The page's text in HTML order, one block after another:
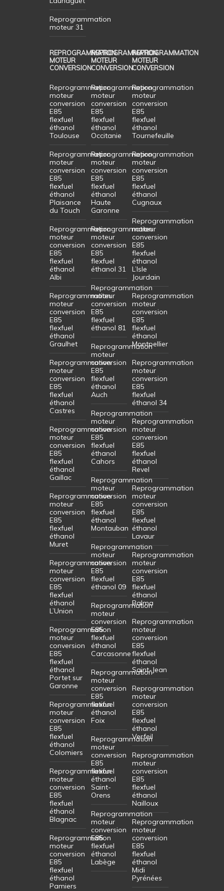
Reprogrammation
moteur 31
REPROGRAMMATION
MOTEUR
CONVERSION
Reprogrammation
moteur
conversion
E85
flexfuel
éthanol
Toulouse
Reprogrammation
moteur
conversion
E85
flexfuel
éthanol
Plaisance
du Touch
Reprogrammation
moteur
conversion
E85
flexfuel
éthanol
Albi
Reprogrammation
moteur
conversion
E85
flexfuel
éthanol
Graulhet
Reprogrammation
moteur
conversion
E85
flexfuel
éthanol
Castres
Reprogrammation
moteur
conversion
E85
flexfuel
éthanol
Gaillac
Reprogrammation
moteur
conversion
E85
flexfuel
éthanol
Muret
Reprogrammation
moteur
conversion
E85
flexfuel
éthanol
L’Union
Reprogrammation
moteur
conversion
E85
flexfuel
éthanol
Portet sur
Garonne
Reprogrammation
moteur
conversion
E85
flexfuel
éthanol
Colomiers
Reprogrammation
moteur
conversion
E85
flexfuel
éthanol
Blagnac
Reprogrammation
moteur
conversion
E85
flexfuel
éthanol
Pamiers
REPROGRAMMATION
MOTEUR
CONVERSION
Reprogrammation
moteur
conversion
E85
flexfuel
éthanol
Occitanie
Reprogrammation
moteur
conversion
E85
flexfuel
éthanol
Haute
Garonne
Reprogrammation
moteur
conversion
E85
flexfuel
éthanol 31
Reprogrammation
moteur
conversion
E85
flexfuel
éthanol 81
Reprogrammation
moteur
conversion
E85
flexfuel
éthanol
Auch
Reprogrammation
moteur
conversion
E85
flexfuel
éthanol
Cahors
Reprogrammation
moteur
conversion
E85
flexfuel
éthanol
Montauban
Reprogrammation
moteur
conversion
E85
flexfuel
éthanol 09
Reprogrammation
moteur
conversion
E85
flexfuel
éthanol
Carcasonne
Reprogrammation
moteur
conversion
E85
flexfuel
éthanol
Foix
Reprogrammation
moteur
conversion
E85
flexfuel
éthanol
Saint-
Orens
Reprogrammation
moteur
conversion
E85
flexfuel
éthanol
Labège
REPROGRAMMATION
MOTEUR
CONVERSION
Reprogrammation
moteur
conversion
E85
flexfuel
éthanol
Tournefeuille
Reprogrammation
moteur
conversion
E85
flexfuel
éthanol
Cugnaux
Reprogrammation
moteur
conversion
E85
flexfuel
éthanol
L’Isle
Jourdain
Reprogrammation
moteur
conversion
E85
flexfuel
éthanol
Montpellier
Reprogrammation
moteur
conversion
E85
flexfuel
éthanol 34
Reprogrammation
moteur
conversion
E85
flexfuel
éthanol
Revel
Reprogrammation
moteur
conversion
E85
flexfuel
éthanol
Lavaur
Reprogrammation
moteur
conversion
E85
flexfuel
éthanol
Balma
Reprogrammation
moteur
conversion
E85
flexfuel
éthanol
Saint-Jean
Reprogrammation
moteur
conversion
E85
flexfuel
éthanol
Verfeil
Reprogrammation
moteur
conversion
E85
flexfuel
éthanol
Nailloux
Reprogrammation
moteur
conversion
E85
flexfuel
éthanol
Midi
Pyrénées